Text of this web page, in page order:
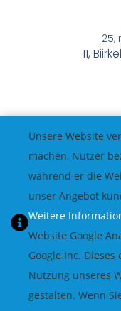
25,
11,
Unsere Website
machen, Nutzer
während er die
unser Angebot
Weitere
Website Google
Google Inc.
Nutzung unseres
gestalten. Wenn